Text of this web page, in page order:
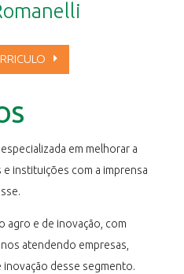
em melhorar a
instituições com a imprensa
agro e de inovação, com
atendendo empresas,
desse segmento.